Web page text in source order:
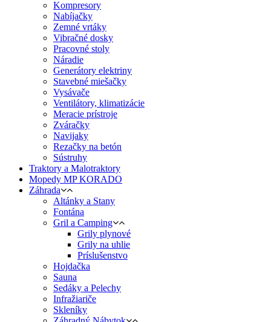
Kompresory
Nabíjačky
Zemné vrtáky
Vibračné dosky
Pracovné stoly
Náradie
Generátory elektriny
Stavebné miešačky
Vysávače
Ventilátory, klimatizácie
Meracie prístroje
Zváračky
Navijaky
Rezačky na betón
Sústruhy
Traktory a Malotraktory
Mopedy MP KORADO
Záhrada
Altánky a Stany
Fontána
Gril a Camping
Grily plynové
Grily na uhlie
Príslušenstvo
Hojdačka
Sauna
Sedáky a Pelechy
Infražiariče
Skleníky